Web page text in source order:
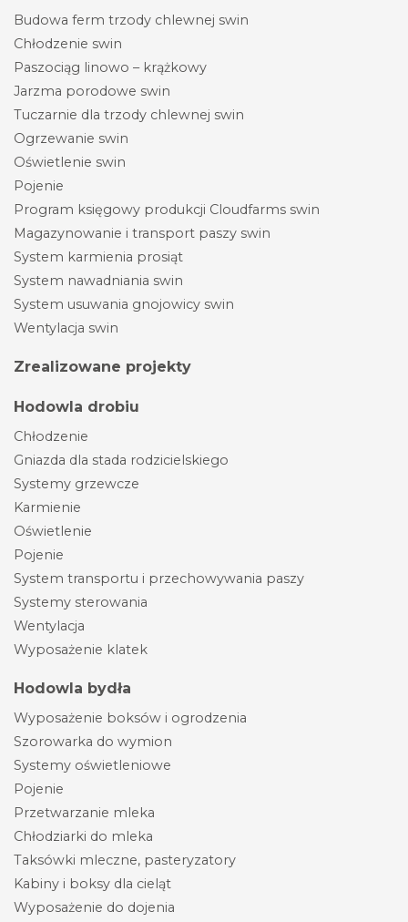
Budowa ferm trzody chlewnej swin
Chłodzenie swin
Paszociąg linowo – krążkowy
Jarzma porodowe swin
Tuczarnie dla trzody chlewnej swin
Ogrzewanie swin
Oświetlenie swin
Pojenie
Program księgowy produkcji Cloudfarms swin
Magazynowanie i transport paszy swin
System karmienia prosiąt
System nawadniania swin
System usuwania gnojowicy swin
Wentylacja swin
Zrealizowane projekty
Hodowla drobiu
Chłodzenie
Gniazda dla stada rodzicielskiego
Systemy grzewcze
Karmienie
Oświetlenie
Pojenie
System transportu i przechowywania paszy
Systemy sterowania
Wentylacja
Wyposażenie klatek
Hodowla bydła
Wyposażenie boksów i ogrodzenia
Szorowarka do wymion
Systemy oświetleniowe
Pojenie
Przetwarzanie mleka
Chłodziarki do mleka
Taksówki mleczne, pasteryzatory
Kabiny i boksy dla cieląt
Wyposażenie do dojenia